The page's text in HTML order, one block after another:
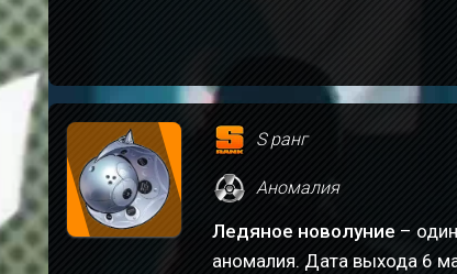
S ранг
Аномалия
Ледяное новолуние –
аномалия. Дата выхода 6